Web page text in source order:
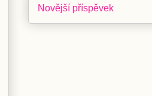
Novější příspěvek